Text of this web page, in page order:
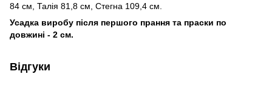
84 см, Талія 81,8 см, Стегна 109,4 см.
Усадка виробу після першого прання та праски по
довжині - 2 см.
Відгуки